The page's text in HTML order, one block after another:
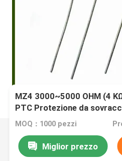
MZ4 3000~5000 OHM (4
PTC Protezione da
MOQ：1000 pezzi
Miglior prezzo